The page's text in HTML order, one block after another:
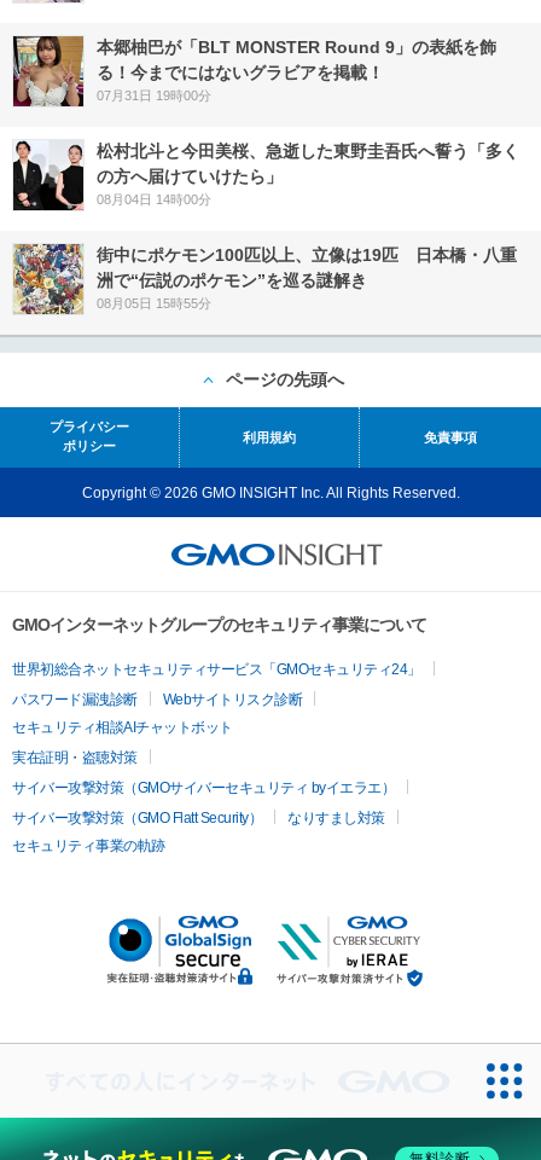
本郷柚巴が「BLT MONSTER Round 9」の表紙を飾
る！今までにはないグラビアを掲載！
07月31日 19時00分
松村北斗と今田美桜、急逝した東野圭吾氏へ誓う「多く
の方へ届けていけたら」
08月04日 14時00分
街中にポケモン100匹以上、立像は19匹 日本橋・八重
洲で“伝説のポケモン”を巡る謎解き
08月05日 15時55分
ページの先頭へ
プライバシー
ポリシー
利用規約 免責事項
Copyright © 2026 GMO INSIGHT Inc. All Rights Reserved.
GMOインターネットグループのセキュリティ事業について
世界初総合ネットセキュリティサービス「GMOセキュリティ24」
パスワード漏洩診断
Webサイトリスク診断
セキュリティ相談AIチャットボット
実在証明・盗聴対策
サイバー攻撃対策（GMOサイバーセキュリティ byイエラエ）
サイバー攻撃対策（GMO Flatt Security）
なりすまし対策
セキュリティ事業の軌跡